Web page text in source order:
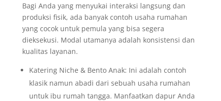
Bagi Anda yang menyukai interaksi langsung dan
produksi fisik, ada banyak contoh usaha rumahan
yang cocok untuk pemula yang bisa segera
dieksekusi. Modal utamanya adalah konsistensi dan
kualitas layanan.
Katering Niche & Bento Anak: Ini adalah contoh
klasik namun abadi dari sebuah usaha rumahan
untuk ibu rumah tangga. Manfaatkan dapur Anda